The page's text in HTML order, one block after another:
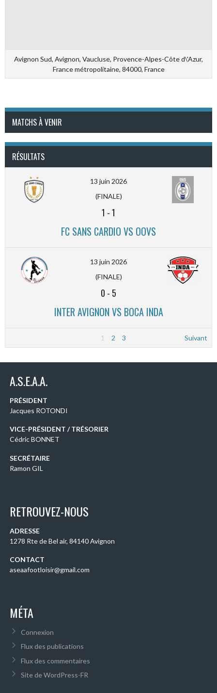
Avignon Sud, Avignon, Vaucluse, Provence-Alpes-Côte d\'Azur,
France métropolitaine, 84000, France
MATCHS À VENIR
RÉSULTATS
13 juin 2026
(FINALE)
1 -1
FC SANS CARDIO VS OOVS
13 juin 2026
(FINALE)
0 - 5
INTER AVIGNON VS BOCA INDA
1 2 3 Suivant
A.S.E.A.A.
PRÉSIDENT
Jacques ROTONDI
VICE-PRÉSIDENT / TRÉSORIER
Cédric BONNET
SECRÉTAIRE
Ramon GIL
RETROUVEZ-NOUS
ADRESSE
1278 Rte de Bel air, 84140 Avignon
CONTACT
aseaafootloisir@gmail.com
MÉTA
Connexion
Flux des publications
Flux des commentaires
Site de WordPress-FR